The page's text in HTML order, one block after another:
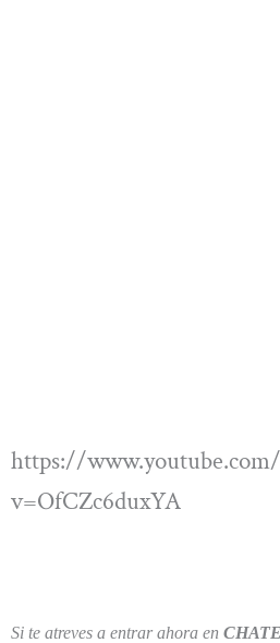
https://
v=OfCZc6duxYA
Si te atreves a entrar ahora en